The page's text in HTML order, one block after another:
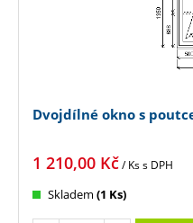
Dvojdílné okno s
1 210,00 Kč/ Kss DPH
Skladem (1 Ks)